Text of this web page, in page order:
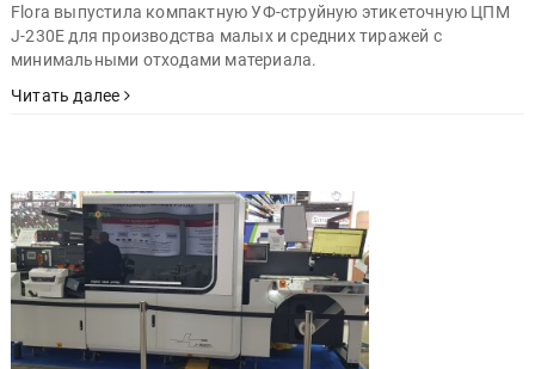
Flora выпустила компактную УФ-струйную этикеточную ЦПМ
J-230E для производства малых и средних тиражей с
минимальными отходами материала.
Читать далее